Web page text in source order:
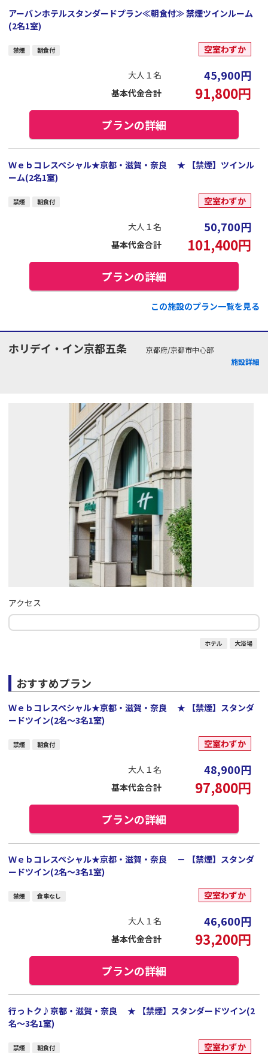
アーバンホテルスタンダードプラン≪朝食付≫ 禁煙ツインルーム
(2名1室)
禁煙 朝食付 空室わずか
大人１名 45,900円
基本代金合計 91,800円
プランの詳細
Ｗｅｂコレスペシャル★京都・滋賀・奈良 ★ 【禁煙】ツインル
ーム(2名1室)
禁煙 朝食付 空室わずか
大人１名 50,700円
基本代金合計 101,400円
プランの詳細
この施設のプラン一覧を見る
ホリデイ・イン京都五条
京都府/京都市中心部
施設詳細
アクセス
ホテル 大浴場
おすすめプラン
Ｗｅｂコレスペシャル★京都・滋賀・奈良 ★ 【禁煙】スタンダ
ードツイン(2名～3名1室)
禁煙 朝食付 空室わずか
大人１名 48,900円
基本代金合計 97,800円
プランの詳細
Ｗｅｂコレスペシャル★京都・滋賀・奈良 － 【禁煙】スタンダ
ードツイン(2名～3名1室)
禁煙 食事なし 空室わずか
大人１名 46,600円
基本代金合計 93,200円
プランの詳細
行っトク♪京都・滋賀・奈良 ★ 【禁煙】スタンダードツイン(2
名～3名1室)
禁煙 朝食付 空室わずか